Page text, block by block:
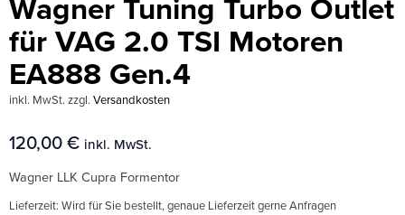
Wagner Tuning Turbo Outlet
für VAG 2.0 TSI Motoren
EA888 Gen.4
inkl. MwSt. zzgl. Versandkosten
120,00 € inkl. MwSt.
Wagner LLK Cupra Formentor
Lieferzeit: Wird für Sie bestellt, genaue Lieferzeit gerne Anfragen